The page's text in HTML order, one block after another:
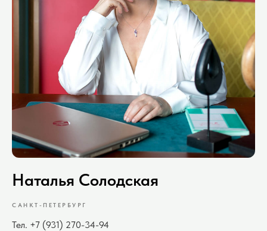
Наталья Солодская
САНКТ-ПЕТЕРБУРГ
Тел. +7 (931) 270-34-94